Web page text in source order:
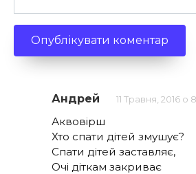
Андрей 11 Травня, 2016 о
Аквовірш
Хто спати дітей змушує?
Спати дітей заставляє,
Очі діткам закриває